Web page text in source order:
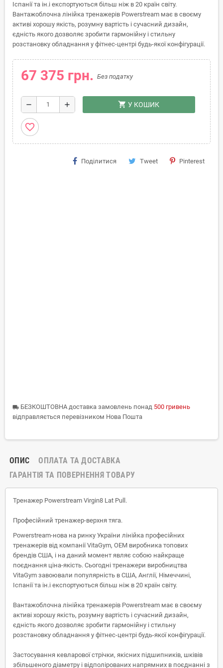
Іспанії та ін.і експортуються більш ніж в 20 країн світу.
Вантажоблочна лінійка тренажерів Powerstream має в своєму
активі хорошу якість, розумну вартість і сучасний дизайн,
єдність якого дозволяє зробити гармонійну і стильну
розстановку обладнання у фітнес-центрі будь-якої конфігурації.
67 375 грн. Без податку
remove add shopping_cart У КОШИК
favorite_border
Поділитися Tweet Pinterest
local_shipping БЕЗКОШТОВНА доставка замовлень понад 500 гривень
відправляється перевізником Нова Пошта
ОПИС
ОПЛАТА ТА ДОСТАВКА
ГАРАНТІЯ ТА ПОВЕРНЕННЯ ТОВАРУ
Тренажер Powerstream Virgin8 Lat Pull .
Професійний тренажер-верхня тяга.
Powerstream-нова на ринку України лінійка професійних
тренажерів від компанії VitaGym, OEM виробника топових
брендів США, і на даний момент являє собою найкраще
поєднання ціна-якість. Сьогодні тренажери виробництва
VitaGym завоювали популярність в США, Англії, Німеччині,
Іспанії та ін.і експортуються більш ніж в 20 країн світу.
Вантажоблочна лінійка тренажерів Powerstream має в своєму
активі хорошу якість, розумну вартість і сучасний дизайн,
єдність якого дозволяє зробити гармонійну і стильну
розстановку обладнання у фітнес-центрі будь-якої конфігурації.
Застосування кевларової стрічки, якісних підшипників, шківів
збільшеного діаметру і відполірованих напрямних в поєднанні з